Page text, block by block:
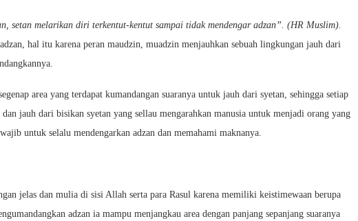
setan melarikan diri terkentut-kentut sampai tidak mendengar adzan”. (HR Muslim).
hal itu karena peran maudzin, muadzin menjauhkan sebuah lingkungan jauh dari
area yang terdapat kumandangan suaranya untuk jauh dari syetan, sehingga setiap
jauh dari bisikan syetan yang sellau mengarahkan manusia untuk menjadi orang yang
untuk selalu mendengarkan adzan dan memahami maknanya.
jelas dan mulia di sisi Allah serta para Rasul karena memiliki keistimewaan berupa
adzan ia mampu menjangkau area dengan panjang sepanjang suaranya